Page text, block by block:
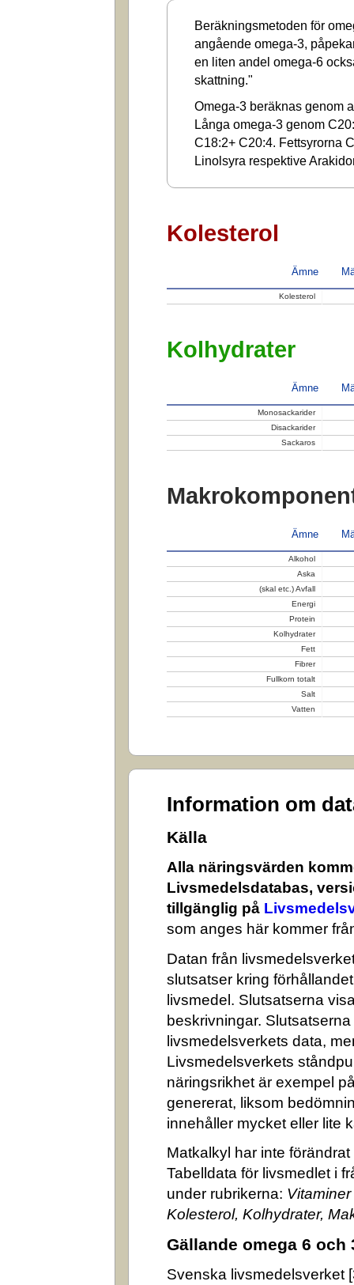
Beräkningsmetoden för
angående omega-3,
en liten andel omega-6
skattning."
Omega-3 beräknas genom
Långa omega-3 genom
C18:2+ C20:4. Fettsyrorna
Linolsyra respektive
Kolesterol
Ämne
Kolesterol
Kolhydrater
Ämne
Monosackarider
Disackarider
Sackaros
Ämne
Alkohol
Aska
(skal etc.) Avfall
Energi
Protein
Kolhydrater
Fett
Fibrer
Fullkorn totalt
Salt
Vatten
Information om
Källa
Alla näringsvärden
Livsmedelsdatabas,
tillgänglig på
som anges här kommer
Datan från
slutsatser kring
livsmedel. Slutsatserna
beskrivningar.
livsmedelsverkets data,
Livsmedelsverkets
näringsrikhet är exempel
genererat, liksom
innehåller mycket eller lite
Matkalkyl har inte
Tabelldata för livsmedlet i
under rubrikerna:
Kolesterol, Kolhydrater,
Gällande omega 6 och
Svenska livsmedelsverket